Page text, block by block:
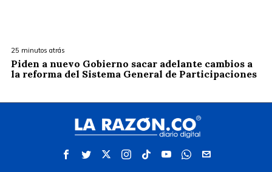
25 minutos atrás
Piden a nuevo Gobierno sacar adelante cambios a
la reforma del Sistema General de Participaciones